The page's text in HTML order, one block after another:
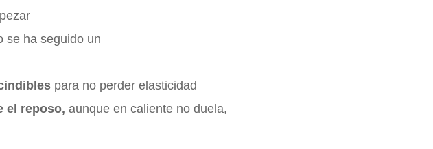
se ha seguido un
para no perder elasticidad
el reposo, aunque en caliente no duela,